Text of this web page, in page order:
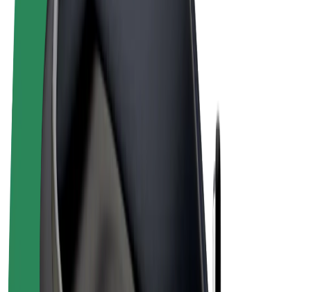
Terma & Syarat
Privasi
Cookies
© 2026 Bolt Technology OÜ
Produk
Bolt for Business
Bolt Plus